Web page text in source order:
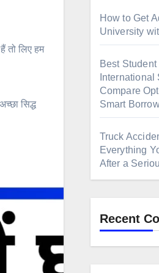
तो लिए हम
सिद्ध
How to Get
University
Best
International
Compare
Smart
Truck
Everything
After a
Recent